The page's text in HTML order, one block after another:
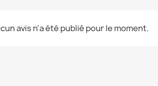
avis n'a été publié pour le moment.